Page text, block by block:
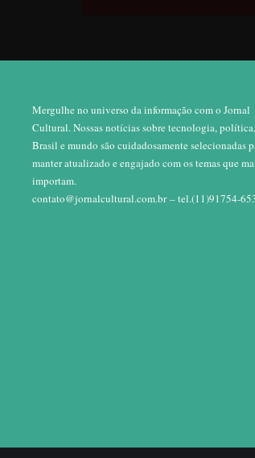
Mergulhe no universo da informação com o Jornal
Cultural. Nossas notícias sobre tecnologia, política,
Brasil e mundo são cuidadosamente selecionadas
manter atualizado e engajado com os temas que
importam.
contato@jornalcultural.com.br– tel.(11)91754-